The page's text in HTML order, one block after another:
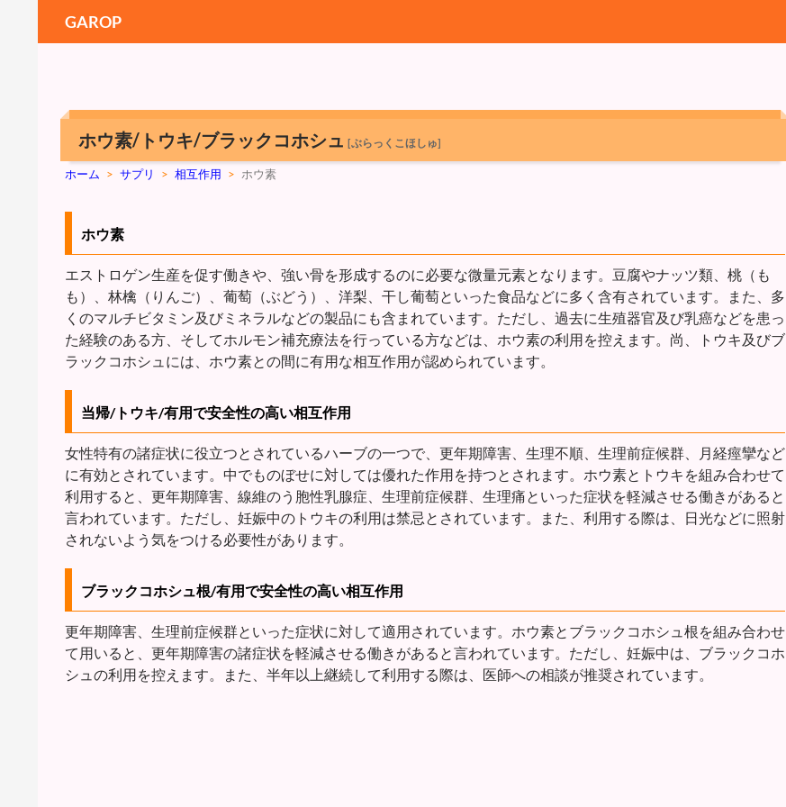
GAROP
ホウ素/トウキ/ブラックコホシュ [ぶらっくこほしゅ]
ホーム > サプリ > 相互作用 > ホウ素
ホウ素
エストロゲン生産を促す働きや、強い骨を形成するのに必要な微量元素となります。豆腐やナッツ類、桃（も
も）、林檎（りんご）、葡萄（ぶどう）、洋梨、干し葡萄といった食品などに多く含有されています。また、多
くのマルチビタミン及びミネラルなどの製品にも含まれています。ただし、過去に生殖器官及び乳癌などを患っ
た経験のある方、そしてホルモン補充療法を行っている方などは、ホウ素の利用を控えます。尚、トウキ及びブ
ラックコホシュには、ホウ素との間に有用な相互作用が認められています。
当帰/トウキ/有用で安全性の高い相互作用
女性特有の諸症状に役立つとされているハーブの一つで、更年期障害、生理不順、生理前症候群、月経痙攣など
に有効とされています。中でものぼせに対しては優れた作用を持つとされます。ホウ素とトウキを組み合わせて
利用すると、更年期障害、線維のう胞性乳腺症、生理前症候群、生理痛といった症状を軽減させる働きがあると
言われています。ただし、妊娠中のトウキの利用は禁忌とされています。また、利用する際は、日光などに照射
されないよう気をつける必要性があります。
ブラックコホシュ根/有用で安全性の高い相互作用
更年期障害、生理前症候群といった症状に対して適用されています。ホウ素とブラックコホシュ根を組み合わせ
て用いると、更年期障害の諸症状を軽減させる働きがあると言われています。ただし、妊娠中は、ブラックコホ
シュの利用を控えます。また、半年以上継続して利用する際は、医師への相談が推奨されています。